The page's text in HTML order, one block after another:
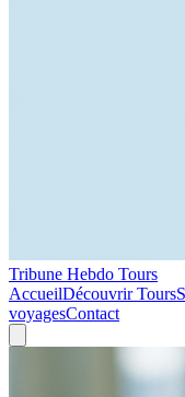
Tribune Hebdo Tours
AccueilDécouvrir Tours
voyagesContact